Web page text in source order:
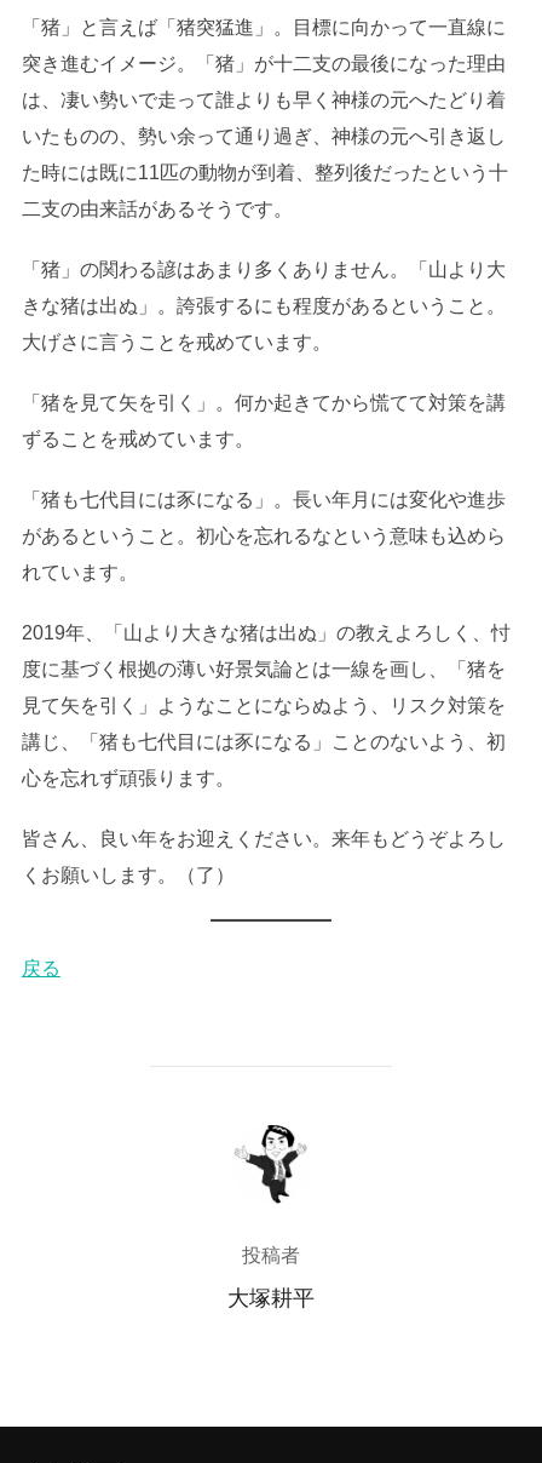
「猪」と言えば「猪突猛進」。目標に向かって一直線に
突き進むイメージ。「猪」が十二支の最後になった理由
は、凄い勢いで走って誰よりも早く神様の元へたどり着
いたものの、勢い余って通り過ぎ、神様の元へ引き返し
た時には既に11匹の動物が到着、整列後だったという十
二支の由来話があるそうです。
「猪」の関わる諺はあまり多くありません。「山より大
きな猪は出ぬ」。誇張するにも程度があるということ。
大げさに言うことを戒めています。
「猪を見て矢を引く」。何か起きてから慌てて対策を講
ずることを戒めています。
「猪も七代目には豕になる」。長い年月には変化や進歩
があるということ。初心を忘れるなという意味も込めら
れています。
2019年、「山より大きな猪は出ぬ」の教えよろしく、忖
度に基づく根拠の薄い好景気論とは一線を画し、「猪を
見て矢を引く」ようなことにならぬよう、リスク対策を
講じ、「猪も七代目には豕になる」ことのないよう、初
心を忘れず頑張ります。
皆さん、良い年をお迎えください。来年もどうぞよろし
くお願いします。（了）
戻る
投稿者
投稿者
大塚耕平